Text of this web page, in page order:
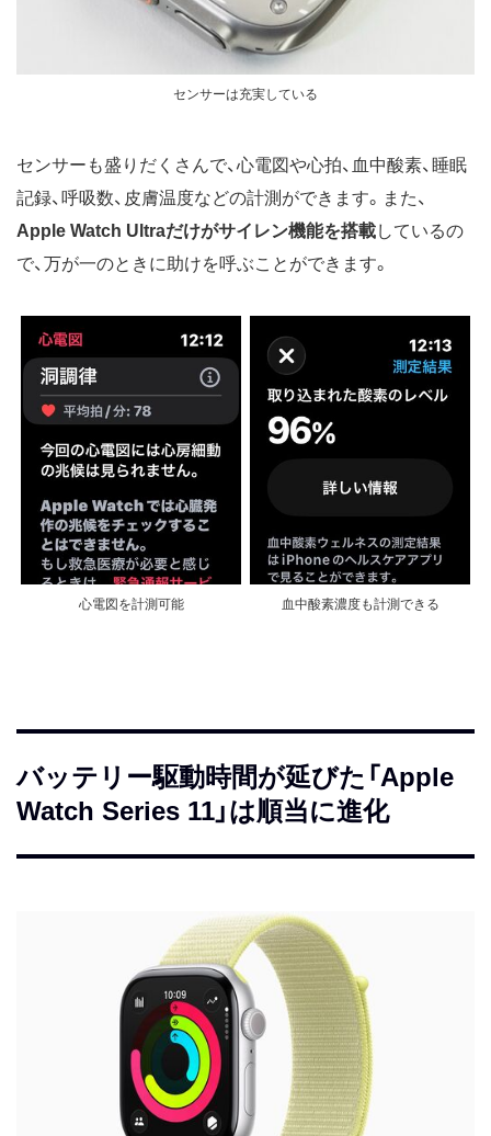
センサーは充実している
センサーも盛りだくさんで、心電図や心拍、血中酸素、睡眠
記録、呼吸数、皮膚温度などの計測ができます。また、
Apple Watch Ultraだけがサイレン機能を搭載しているの
で、万が一のときに助けを呼ぶことができます。
心電図を計測可能 血中酸素濃度も計測できる
バッテリー駆動時間が延びた「Apple
Watch Series 11」は順当に進化